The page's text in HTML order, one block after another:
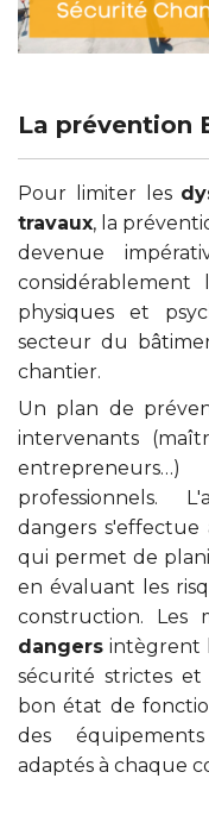
La prévention
Pour limiter les
travaux, la
devenue
considérablement
physiques et
secteur du
chantier.
Un plan de
intervenants
professionnels.
dangers
qui permet de
en évaluant les
construction. Les
dangers intègrent
sécurité strictes
bon état de
des
adaptés à chaque